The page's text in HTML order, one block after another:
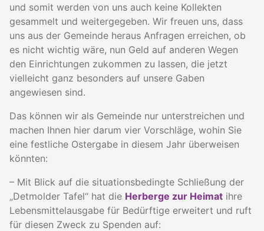
und somit werden von uns auch keine Kollekten
gesammelt und weitergegeben. Wir freuen uns, dass
uns aus der Gemeinde heraus Anfragen erreichen, ob
es nicht wichtig wäre, nun Geld auf anderen Wegen
den Einrichtungen zukommen zu lassen, die jetzt
vielleicht ganz besonders auf unsere Gaben
angewiesen sind.
Das können wir als Gemeinde nur unterstreichen und
machen Ihnen hier darum vier Vorschläge, wohin Sie
eine festliche Ostergabe in diesem Jahr überweisen
könnten:
– Mit Blick auf die situationsbedingte Schließung der
„Detmolder Tafel“ hat die Herberge zur Heimat ihre
Lebensmittelausgabe für Bedürftige erweitert und ruft
für diesen Zweck zu Spenden auf: